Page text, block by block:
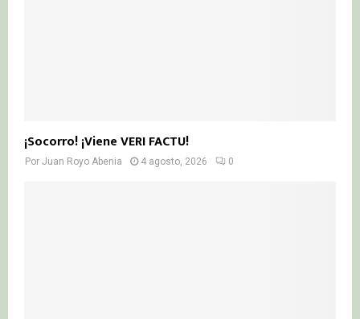
¡Socorro! ¡Viene VERI FACTU!
Por Juan Royo Abenia 4 agosto, 2026 0